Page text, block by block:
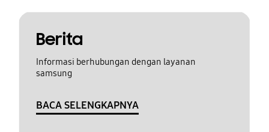
Berita
Informasi berhubungan dengan layanan
samsung
BACA SELENGKAPNYA